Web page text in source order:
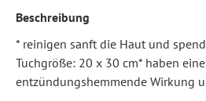
Beschreibung
* reinigen sanft die Haut und
Tuchgröße: 20 x 30 cm* haben eine
entzündungshemmende Wirkung